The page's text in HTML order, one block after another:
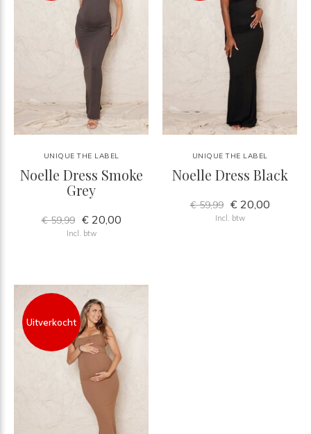
UNIQUE THE LABEL
Noelle Dress Smoke
Grey
€ 59,99 € 20,00
Incl. btw
UNIQUE THE LABEL
Noelle Dress Black
€ 59,99 € 20,00
Incl. btw
Uitverkocht